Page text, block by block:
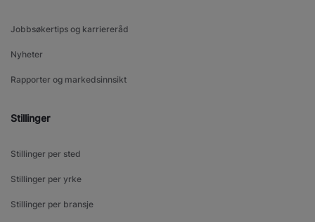
Jobbsøkertips og karriereråd
Nyheter
Rapporter og markedsinnsikt
Stillinger
Stillinger per sted
Stillinger per yrke
Stillinger per bransje